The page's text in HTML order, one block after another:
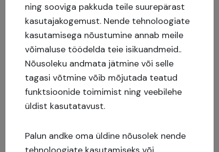
Enimmüüdud projekt oliBaltic Forest (X), mida
pandi müüki 227 korral ning mida osteti 32
korda.
Juulikuu väljamaksed ja hilinenud projektid
Investoritele tehti väljamakseid 19 projektist
476,23 eurot oli põhiosa, 397 370,55 eurot
intresse ja 1 173,87 eurot viiviseid.
ning sooviga pakkuda teile suurepärast
kasutajakogemust. Nende tehnoloogiate
kasutamisega nõustumine annab meile
võimaluse töödelda teie isikuandmeid..
Nõusoleku andmata jätmine või selle
tagasi võtmine võib mõjutada teatud
funktsioonide toimimist ning veebilehe
üldist kasutatavust.
Palun andke oma üldine nõusolek nende